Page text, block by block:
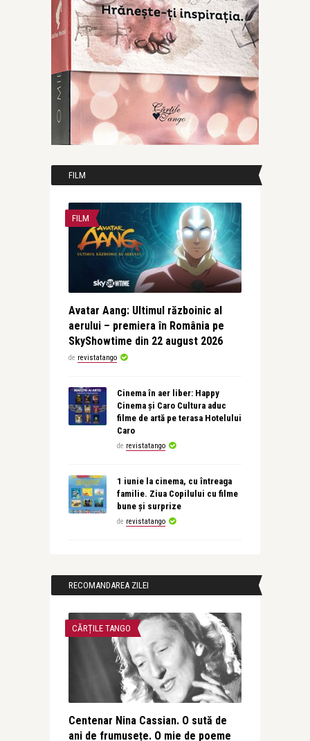
FILM
FILM
Avatar Aang: Ultimul războinic al
aerului – premiera în România pe
SkyShowtime din 22 august 2026
de revistatango
Cinema în aer liber: Happy
Cinema și Caro Cultura aduc
filme de artă pe terasa Hotelului
Caro
de revistatango
1 iunie la cinema, cu întreaga
familie. Ziua Copilului cu filme
bune și surprize
de revistatango
RECOMANDAREA ZILEI
CĂRȚILE TANGO
Centenar Nina Cassian. O sută de
ani de frumusețe. O mie de poeme